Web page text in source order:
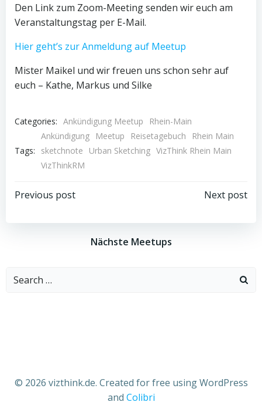
Den Link zum Zoom-Meeting senden wir euch am
Veranstaltungstag per E-Mail.
Hier geht’s zur Anmeldung auf Meetup
Mister Maikel und wir freuen uns schon sehr auf
euch – Kathe, Markus und Silke
Categories: Ankündigung Meetup Rhein-Main
Tags:
Ankündigung Meetup Reisetagebuch
Rhein Main
sketchnote
Urban Sketching VizThink Rhein Main
VizThinkRM
Beitragsnavigation
Previous post Next post
Nächste Meetups
Search
© 2026 vizthink.de. Created for free using WordPress
and Colibri